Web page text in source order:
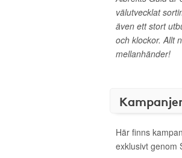
välutvecklat
även ett stort
och klockor. Allt
mellanhänder!
Här finns
exklusivt genom